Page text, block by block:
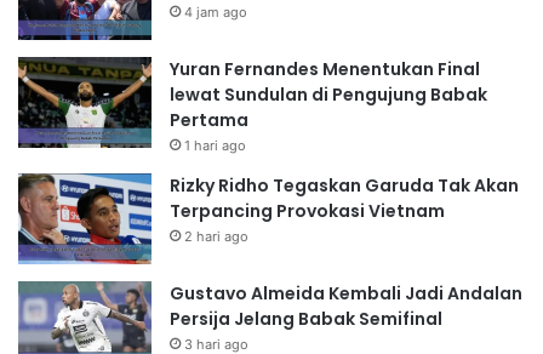
4 jam ago
Yuran Fernandes Menentukan Final
lewat Sundulan di Pengujung Babak
Pertama
1 hari ago
Rizky Ridho Tegaskan Garuda Tak Akan
Terpancing Provokasi Vietnam
2 hari ago
Gustavo Almeida Kembali Jadi Andalan
Persija Jelang Babak Semifinal
3 hari ago